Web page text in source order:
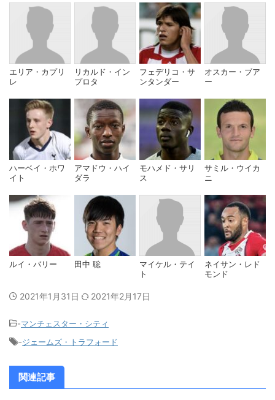
エリア・カプリ
レ
リカルド・イン
プロタ
フェデリコ・サ
ンタンダー
オスカー・ブア
ー
ハーベイ・ホワ
イト
アマドウ・ハイ
ダラ
モハメド・サリ
ス
サミル・ウイカ
ニ
ルイ・バリー 田中 聡
マイケル・テイ
ト
ネイサン・レド
モンド
2021年1月31日 2021年2月17日
-マンチェスター・シティ
-ジェームズ・トラフォード
関連記事